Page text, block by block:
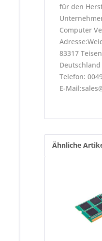
für den
Computer
83317
Deutschland
Telefon:
E-
Ähnliche